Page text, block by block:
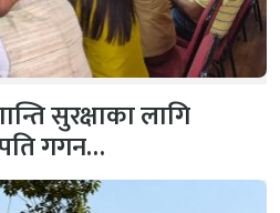
सुरक्षाका लागि
गगन…